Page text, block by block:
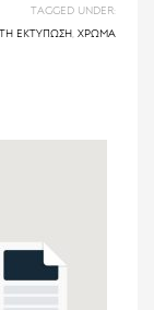
TAGGED UNDER:
ΕΚΤΎΠΩΣΗ, ΧΡΏΜΑ